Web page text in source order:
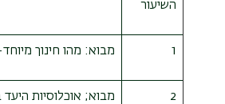
השיעור
1 מבוא: מהו חינוך
2 מבוא; אוכלוסיות היעד